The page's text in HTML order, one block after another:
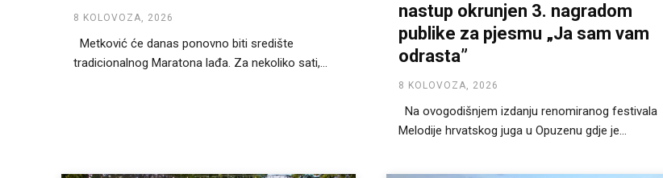
8 KOLOVOZA, 2026
Metković će danas ponovno biti središte
tradicionalnog Maratona lađa. Za nekoliko sati,...
nastup okrunjen 3. nagradom
publike za pjesmu „Ja sam vam
odrasta”
8 KOLOVOZA, 2026
Melodije hrvatskog juga u Opuzenu gdje je...